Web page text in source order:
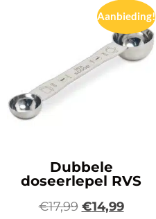
Aanbieding!
Dubbele
doseerlepel RVS
€17,99 €14,99